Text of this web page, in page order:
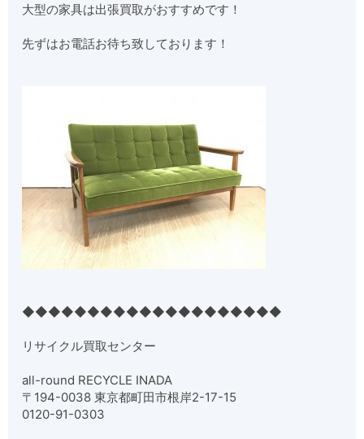
大型の家具は出張買取がおすすめです！
先ずはお電話お待ち致しております！
◆◆◆◆◆◆◆◆◆◆◆◆◆◆◆◆◆◆◆◆
リサイクル買取センター
all-round RECYCLE INADA
〒194-0038 東京都町田市根岸2-17-15
0120-91-0303